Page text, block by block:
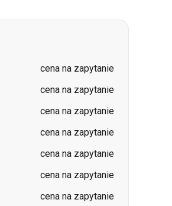
cena na zapytanie
cena na zapytanie
cena na zapytanie
cena na zapytanie
cena na zapytanie
cena na zapytanie
cena na zapytanie